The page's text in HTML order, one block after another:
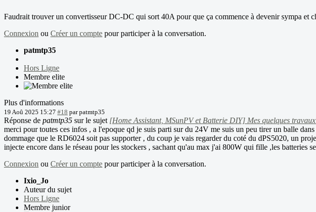
Faudrait trouver un convertisseur DC-DC qui sort 40A pour que ça commence à devenir sympa
Connexion ou Créer un compte pour participer à la conversation.
patmtp35
Hors Ligne
Membre elite
Plus d'informations
19 Aoû 2025 15:27 #18 parpatmtp35
Réponse de patmtp35 sur le sujet [Home Assistant, MSunPV et Batterie DIY] Mes quelques
merci pour toutes ces infos , a l'epoque qd je suis parti sur du 24V me suis un peu tirer un balle
dommage que le RD6024 soit pas supporter , du coup je vais regarder du coté du dPS5020, un
injecte encore dans le réseau pour les stockers , sachant qu'au max j'ai 800W qui fille ,les batteries
Connexion ou Créer un compte pour participer à la conversation.
Ixio_Jo
Auteur du sujet
Hors Ligne
Membre junior